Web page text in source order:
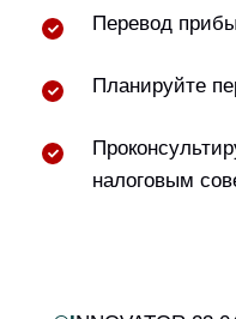
Перевод
Планируйте
налоговым